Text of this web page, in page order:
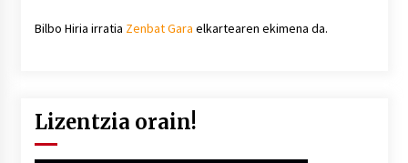
Bilbo Hiria irratia Zenbat Gara elkartearen ekimena da.
Lizentzia orain!